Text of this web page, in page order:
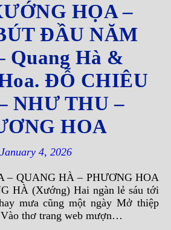
HỌA –
ĐẦU NĂM
Quang Hà &
ĐỖ CHIÊU
NHƯ THU –
HOA
January 4, 2026
HÀ (Xướng) Hai ngàn lẻ sáu tới
mưa cũng một ngày Mở thiệp
thơ trang web mượn…